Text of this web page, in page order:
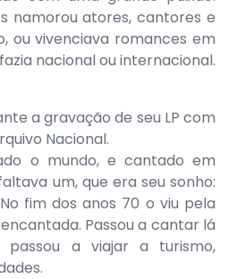
namorou atores, cantores e
ou vivenciava romances em
nacional ou internacional.
a gravação de seu LP com
Nacional.
o mundo, e cantado em
um, que era seu sonho:
fim dos anos 70 o viu pela
Passou a cantar lá
passou a viajar a turismo,